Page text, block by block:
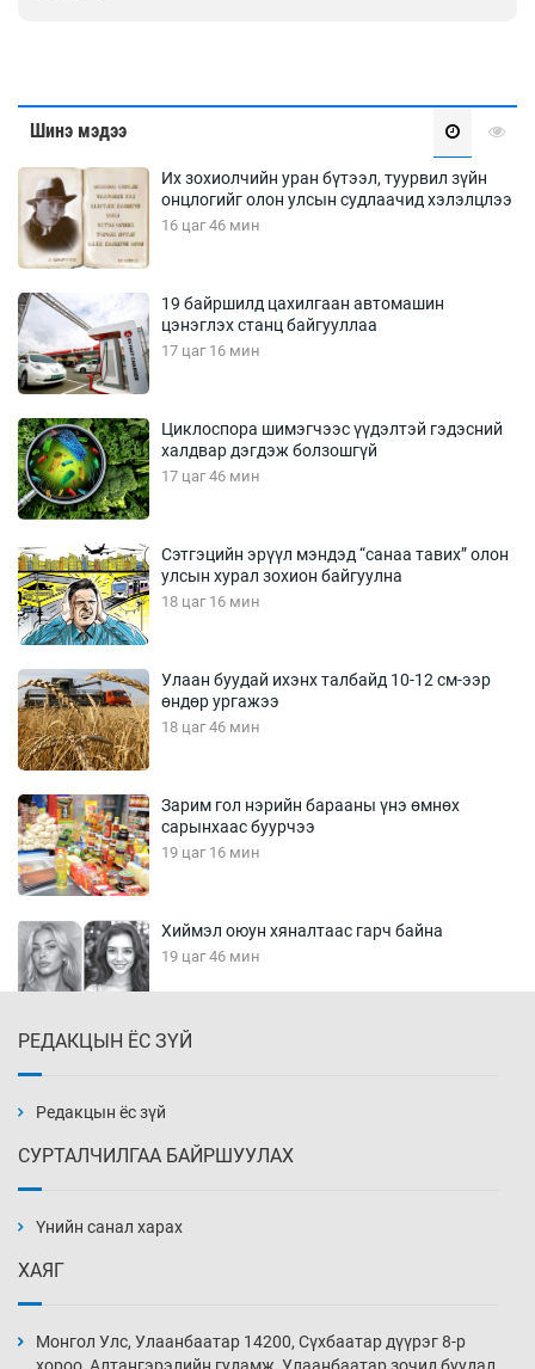
Шинэ мэдээ
Их зохиолчийн уран бүтээл, туурвил зүйн
онцлогийг олон улсын судлаачид хэлэлцлээ
16 цаг 46 мин
19 байршилд цахилгаан автомашин
цэнэглэх станц байгууллаа
17 цаг 16 мин
Циклоспора шимэгчээс үүдэлтэй гэдэсний
халдвар дэгдэж болзошгүй
17 цаг 46 мин
Сэтгэцийн эрүүл мэндэд “санаа тавих” олон
улсын хурал зохион байгуулна
18 цаг 16 мин
Улаан буудай ихэнх талбайд 10-12 см-ээр
өндөр ургажээ
18 цаг 46 мин
Зарим гол нэрийн барааны үнэ өмнөх
сарынхаас буурчээ
19 цаг 16 мин
Хиймэл оюун хяналтаас гарч байна
19 цаг 46 мин
20 цаг 16 мин
нэмэгджээ
20 цаг 46 мин
РЕДАКЦЫН ЁС ЗҮЙ
Редакцын ёс зүй
СУРТАЛЧИЛГАА БАЙРШУУЛАХ
Үнийн санал харах
ХАЯГ
Монгол Улс, Улаанбаатар 14200, Сүхбаатар дүүрэг 8-р